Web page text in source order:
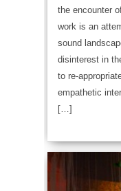
the encounter
work is an
sound
disinterest in
to re-
empathetic
[…]